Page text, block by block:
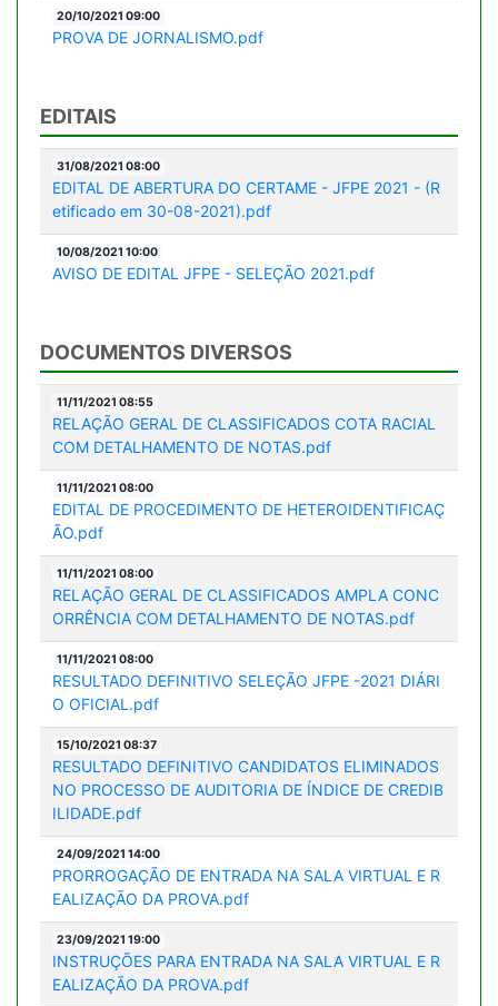
20/10/2021 09:00
PROVA DE JORNALISMO.pdf
EDITAIS
31/08/2021 08:00
EDITAL DE ABERTURA DO CERTAME - JFPE 2021 - (R
etificado em 30-08-2021).pdf
10/08/2021 10:00
AVISO DE EDITAL JFPE - SELEÇÃO 2021.pdf
DOCUMENTOS DIVERSOS
11/11/2021 08:55
RELAÇÃO GERAL DE CLASSIFICADOS COTA RACIAL
COM DETALHAMENTO DE NOTAS.pdf
11/11/2021 08:00
EDITAL DE PROCEDIMENTO DE HETEROIDENTIFICAÇ
ÃO.pdf
11/11/2021 08:00
RELAÇÃO GERAL DE CLASSIFICADOS AMPLA CONC
ORRÊNCIA COM DETALHAMENTO DE NOTAS.pdf
11/11/2021 08:00
RESULTADO DEFINITIVO SELEÇÃO JFPE -2021 DIÁRI
O OFICIAL.pdf
15/10/2021 08:37
RESULTADO DEFINITIVO CANDIDATOS ELIMINADOS
NO PROCESSO DE AUDITORIA DE ÍNDICE DE CREDIB
ILIDADE.pdf
24/09/2021 14:00
PRORROGAÇÃO DE ENTRADA NA SALA VIRTUAL E R
EALIZAÇÃO DA PROVA.pdf
23/09/2021 19:00
INSTRUÇÕES PARA ENTRADA NA SALA VIRTUAL E R
EALIZAÇÃO DA PROVA.pdf